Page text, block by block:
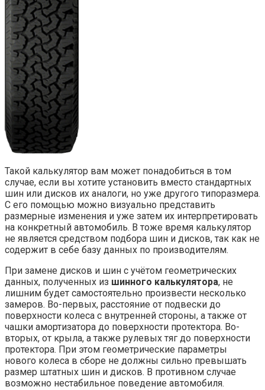
Такой калькулятор вам может понадобиться в том
случае, если вы хотите установить вместо стандартных
шин или дисков их аналоги, но уже другого типоразмера.
С его помощью можно визуально представить
размерные изменения и уже затем их интерпретировать
на конкретный автомобиль. В тоже время калькулятор
не является средством подбора шин и дисков, так как не
содержит в себе базу данных по производителям.
При замене дисков и шин с учётом геометрических
данных, полученных из шинного калькулятора, не
лишним будет самостоятельно произвести несколько
замеров. Во-первых, расстояние от подвески до
поверхности колеса с внутренней стороны, а также от
чашки амортизатора до поверхности протектора. Во-
вторых, от крыла, а также рулевых тяг до поверхности
протектора. При этом геометрические параметры
нового колеса в сборе не должны сильно превышать
размер штатных шин и дисков. В противном случае
возможно нестабильное поведение автомобиля.